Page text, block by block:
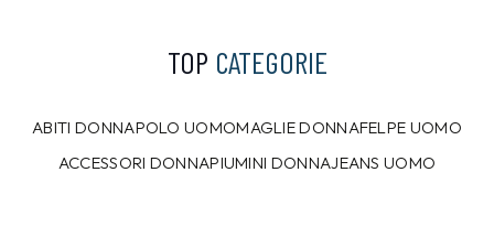
TOP CATEGORIE
ABITI DONNAPOLO UOMOMAGLIE DONNAFELPE UOMO
ACCESSORI DONNAPIUMINI DONNAJEANS UOMO